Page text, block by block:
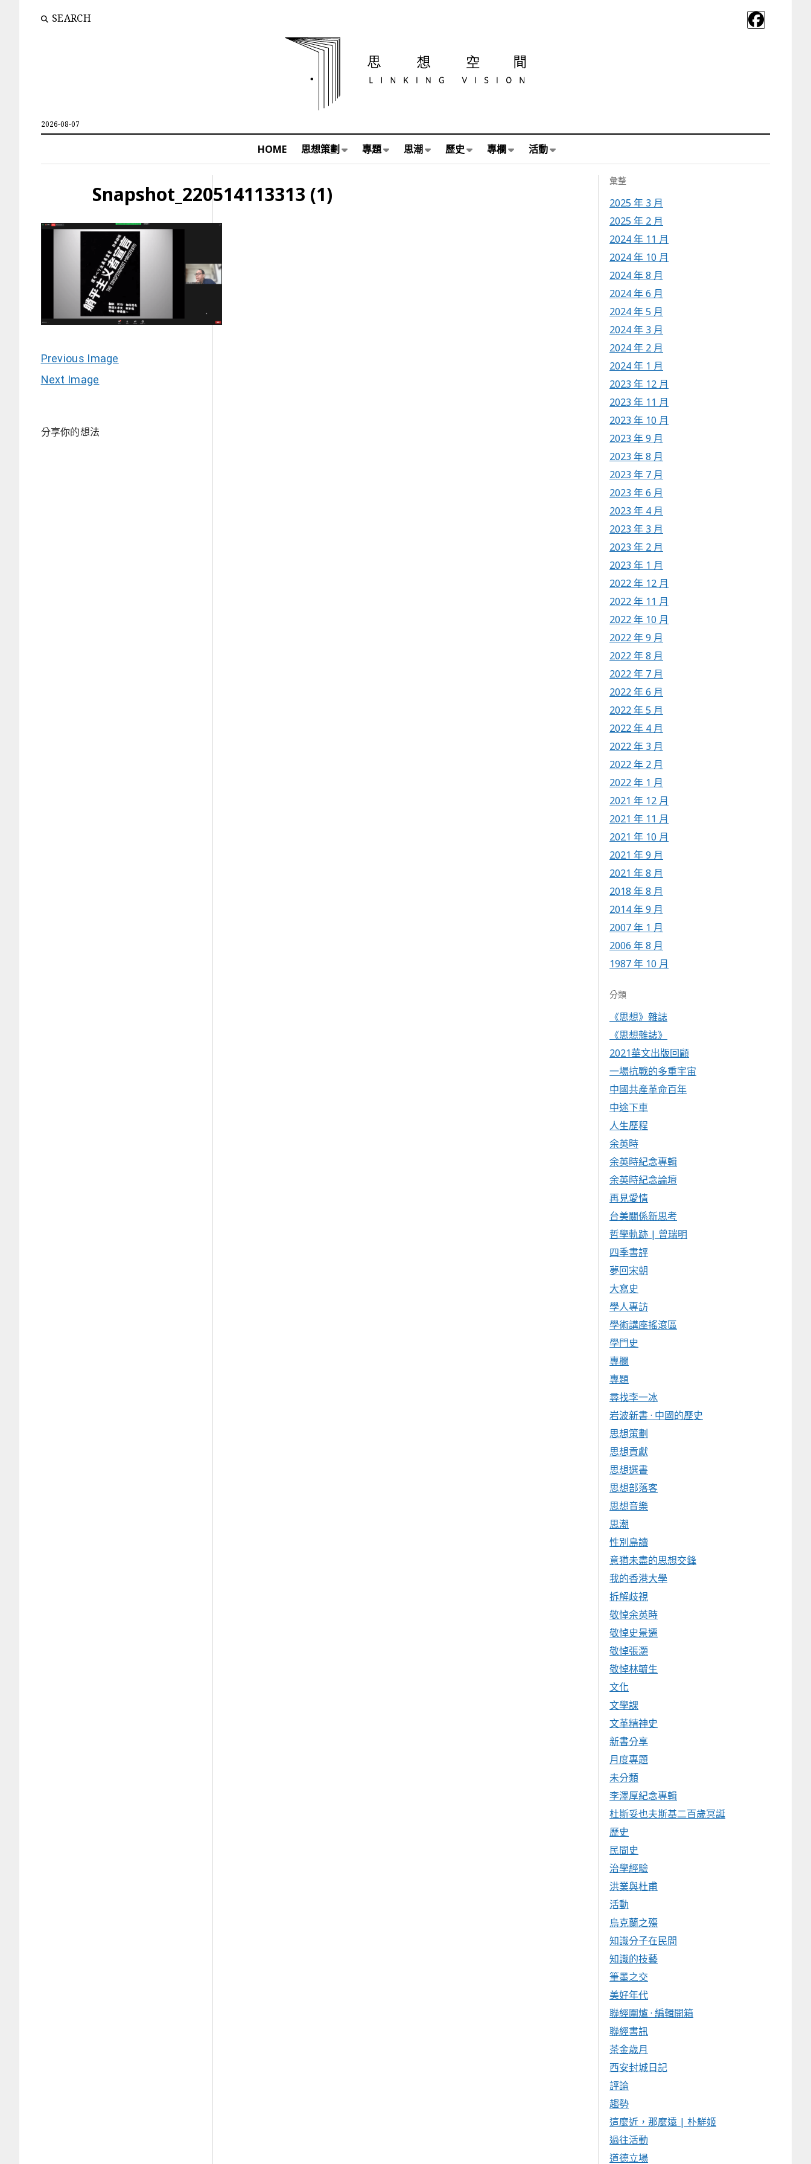
SEARCH
2026-08-07
HOME 思想策劃 專題 思潮 歷史 專欄 活動
Snapshot_220514113313 (1)
Previous Image
Next Image
分享你的想法
彙整
2025 年 3 月
2025 年 2 月
2024 年 11 月
2024 年 10 月
2024 年 8 月
2024 年 6 月
2024 年 5 月
2024 年 3 月
2024 年 2 月
2024 年 1 月
2023 年 12 月
2023 年 11 月
2023 年 10 月
2023 年 9 月
2023 年 8 月
2023 年 7 月
2023 年 6 月
2023 年 4 月
2023 年 3 月
2023 年 2 月
2023 年 1 月
2022 年 12 月
2022 年 11 月
2022 年 10 月
2022 年 9 月
2022 年 8 月
2022 年 7 月
2022 年 6 月
2022 年 5 月
2022 年 4 月
2022 年 3 月
2022 年 2 月
2022 年 1 月
2021 年 12 月
2021 年 11 月
2021 年 10 月
2021 年 9 月
2021 年 8 月
2018 年 8 月
2014 年 9 月
2007 年 1 月
2006 年 8 月
1987 年 10 月
分類
《思想》雜誌
《思想雜誌》
2021華文出版回顧
一場抗戰的多重宇宙
中國共產革命百年
中途下車
人生歷程
余英時
余英時紀念專輯
余英時紀念論壇
再見愛情
台美關係新思考
哲學軌跡 | 曾瑞明
四季書評
夢回宋朝
大寫史
學人專訪
學術講座搖滾區
學門史
專欄
專題
尋找李一冰
岩波新書 · 中國的歷史
思想策劃
思想貢獻
思想選書
思想部落客
思想音樂
思潮
性別島讀
意猶未盡的思想交鋒
我的香港大學
拆解歧視
敬悼余英時
敬悼史景遷
敬悼張灝
敬悼林毓生
文化
文學課
文革精神史
新書分享
月度專題
未分類
李澤厚紀念專輯
杜斯妥也夫斯基二百歲冥誕
歷史
民間史
治學經驗
洪業與杜甫
活動
烏克蘭之殤
知識分子在民間
知識的技藝
筆墨之交
美好年代
聯經圍爐 · 編輯開箱
聯經書訊
茶金歲月
西安封城日記
評論
趨勢
這麼近，那麼遠 | 朴鮮姬
過往活動
道德立場